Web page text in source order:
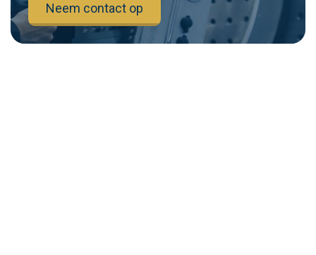
Neem contact op